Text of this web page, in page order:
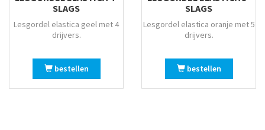
SLAGS
Lesgordel elastica geel met 4
drijvers.
bestellen
SLAGS
Lesgordel elastica oranje met 5
drijvers.
bestellen